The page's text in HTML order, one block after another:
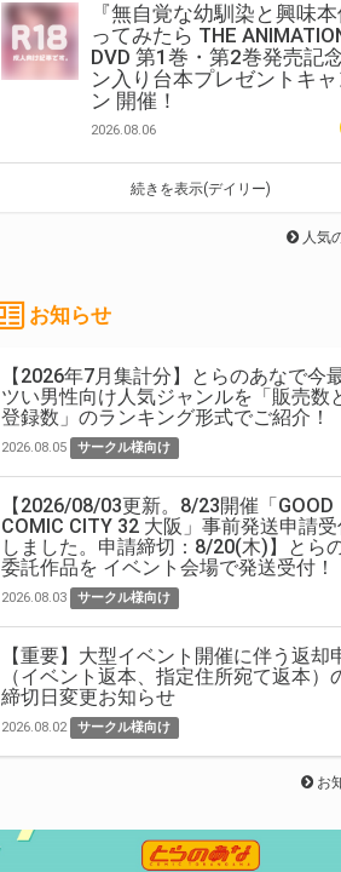
『無自覚な幼馴染と興味
ってみたら THE
DVD 第1巻・第2巻発売記
ン入り台本プレゼントキ
ン 開催！
2026.08.06
続きを表示(デイリー)
人気
お知らせ
【2026年7月集計分】とらのあなで今
ツい男性向け人気ジャンルを「販売数
登録数」のランキング形式でご紹介！
2026.08.05 サークル様向け
【2026/08/03更新。8/23開催「GOOD
COMIC CITY 32 大阪」事前発送申請
しました。申請締切：8/20(木)】とら
委託作品を イベント会場で発送受付！
2026.08.03 サークル様向け
【重要】大型イベント開催に伴う返却
（イベント返本、指定住所宛て返本）
締切日変更お知らせ
2026.08.02 サークル様向け
お